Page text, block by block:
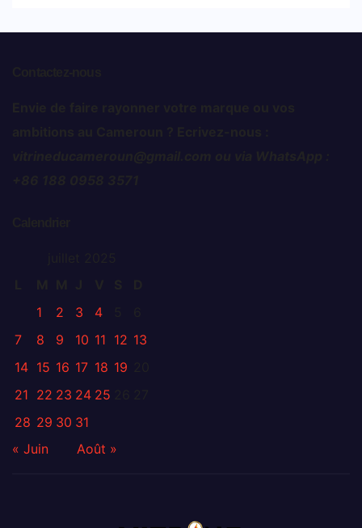
1
2 3 4
7
8 9 10 11 12 13
14 15 16 17 18 19
21 22 23 24 25
28 29 30 31
« Juin
Août »